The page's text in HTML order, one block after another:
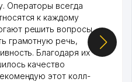
Операторы всегда
к каждому
решить вопросы.
грамотную речь,
Благодаря их
качество
этот колл-